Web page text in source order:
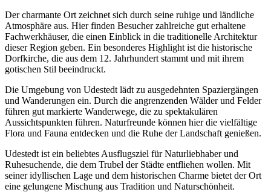
Der charmante Ort zeichnet sich durch seine ruhige und ländliche
Atmosphäre aus. Hier finden Besucher zahlreiche gut erhaltene
Fachwerkhäuser, die einen Einblick in die traditionelle Architektur
dieser Region geben. Ein besonderes Highlight ist die historische
Dorfkirche, die aus dem 12. Jahrhundert stammt und mit ihrem
gotischen Stil beeindruckt.
Die Umgebung von Udestedt lädt zu ausgedehnten Spaziergängen
und Wanderungen ein. Durch die angrenzenden Wälder und Felder
führen gut markierte Wanderwege, die zu spektakulären
Aussichtspunkten führen. Naturfreunde können hier die vielfältige
Flora und Fauna entdecken und die Ruhe der Landschaft genießen.
Udestedt ist ein beliebtes Ausflugsziel für Naturliebhaber und
Ruhesuchende, die dem Trubel der Städte entfliehen wollen. Mit
seiner idyllischen Lage und dem historischen Charme bietet der Ort
eine gelungene Mischung aus Tradition und Naturschönheit.